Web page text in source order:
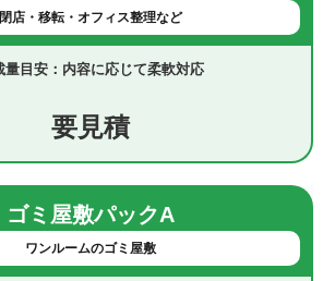
閉店・移転・オフィス整理など
内容に応じて柔軟対応
要見積
ゴミ屋敷パックA
ワンルームのゴミ屋敷